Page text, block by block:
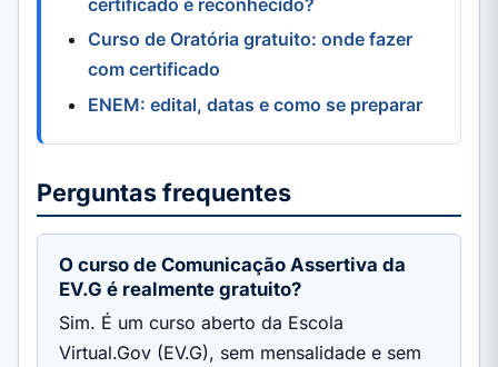
Curso de Oratória gratuito: onde fazer
com certificado
ENEM: edital, datas e como se preparar
Perguntas frequentes
O curso de Comunicação Assertiva da
EV.G é realmente gratuito?
Sim. É um curso aberto da Escola
Virtual.Gov (EV.G), sem mensalidade e sem